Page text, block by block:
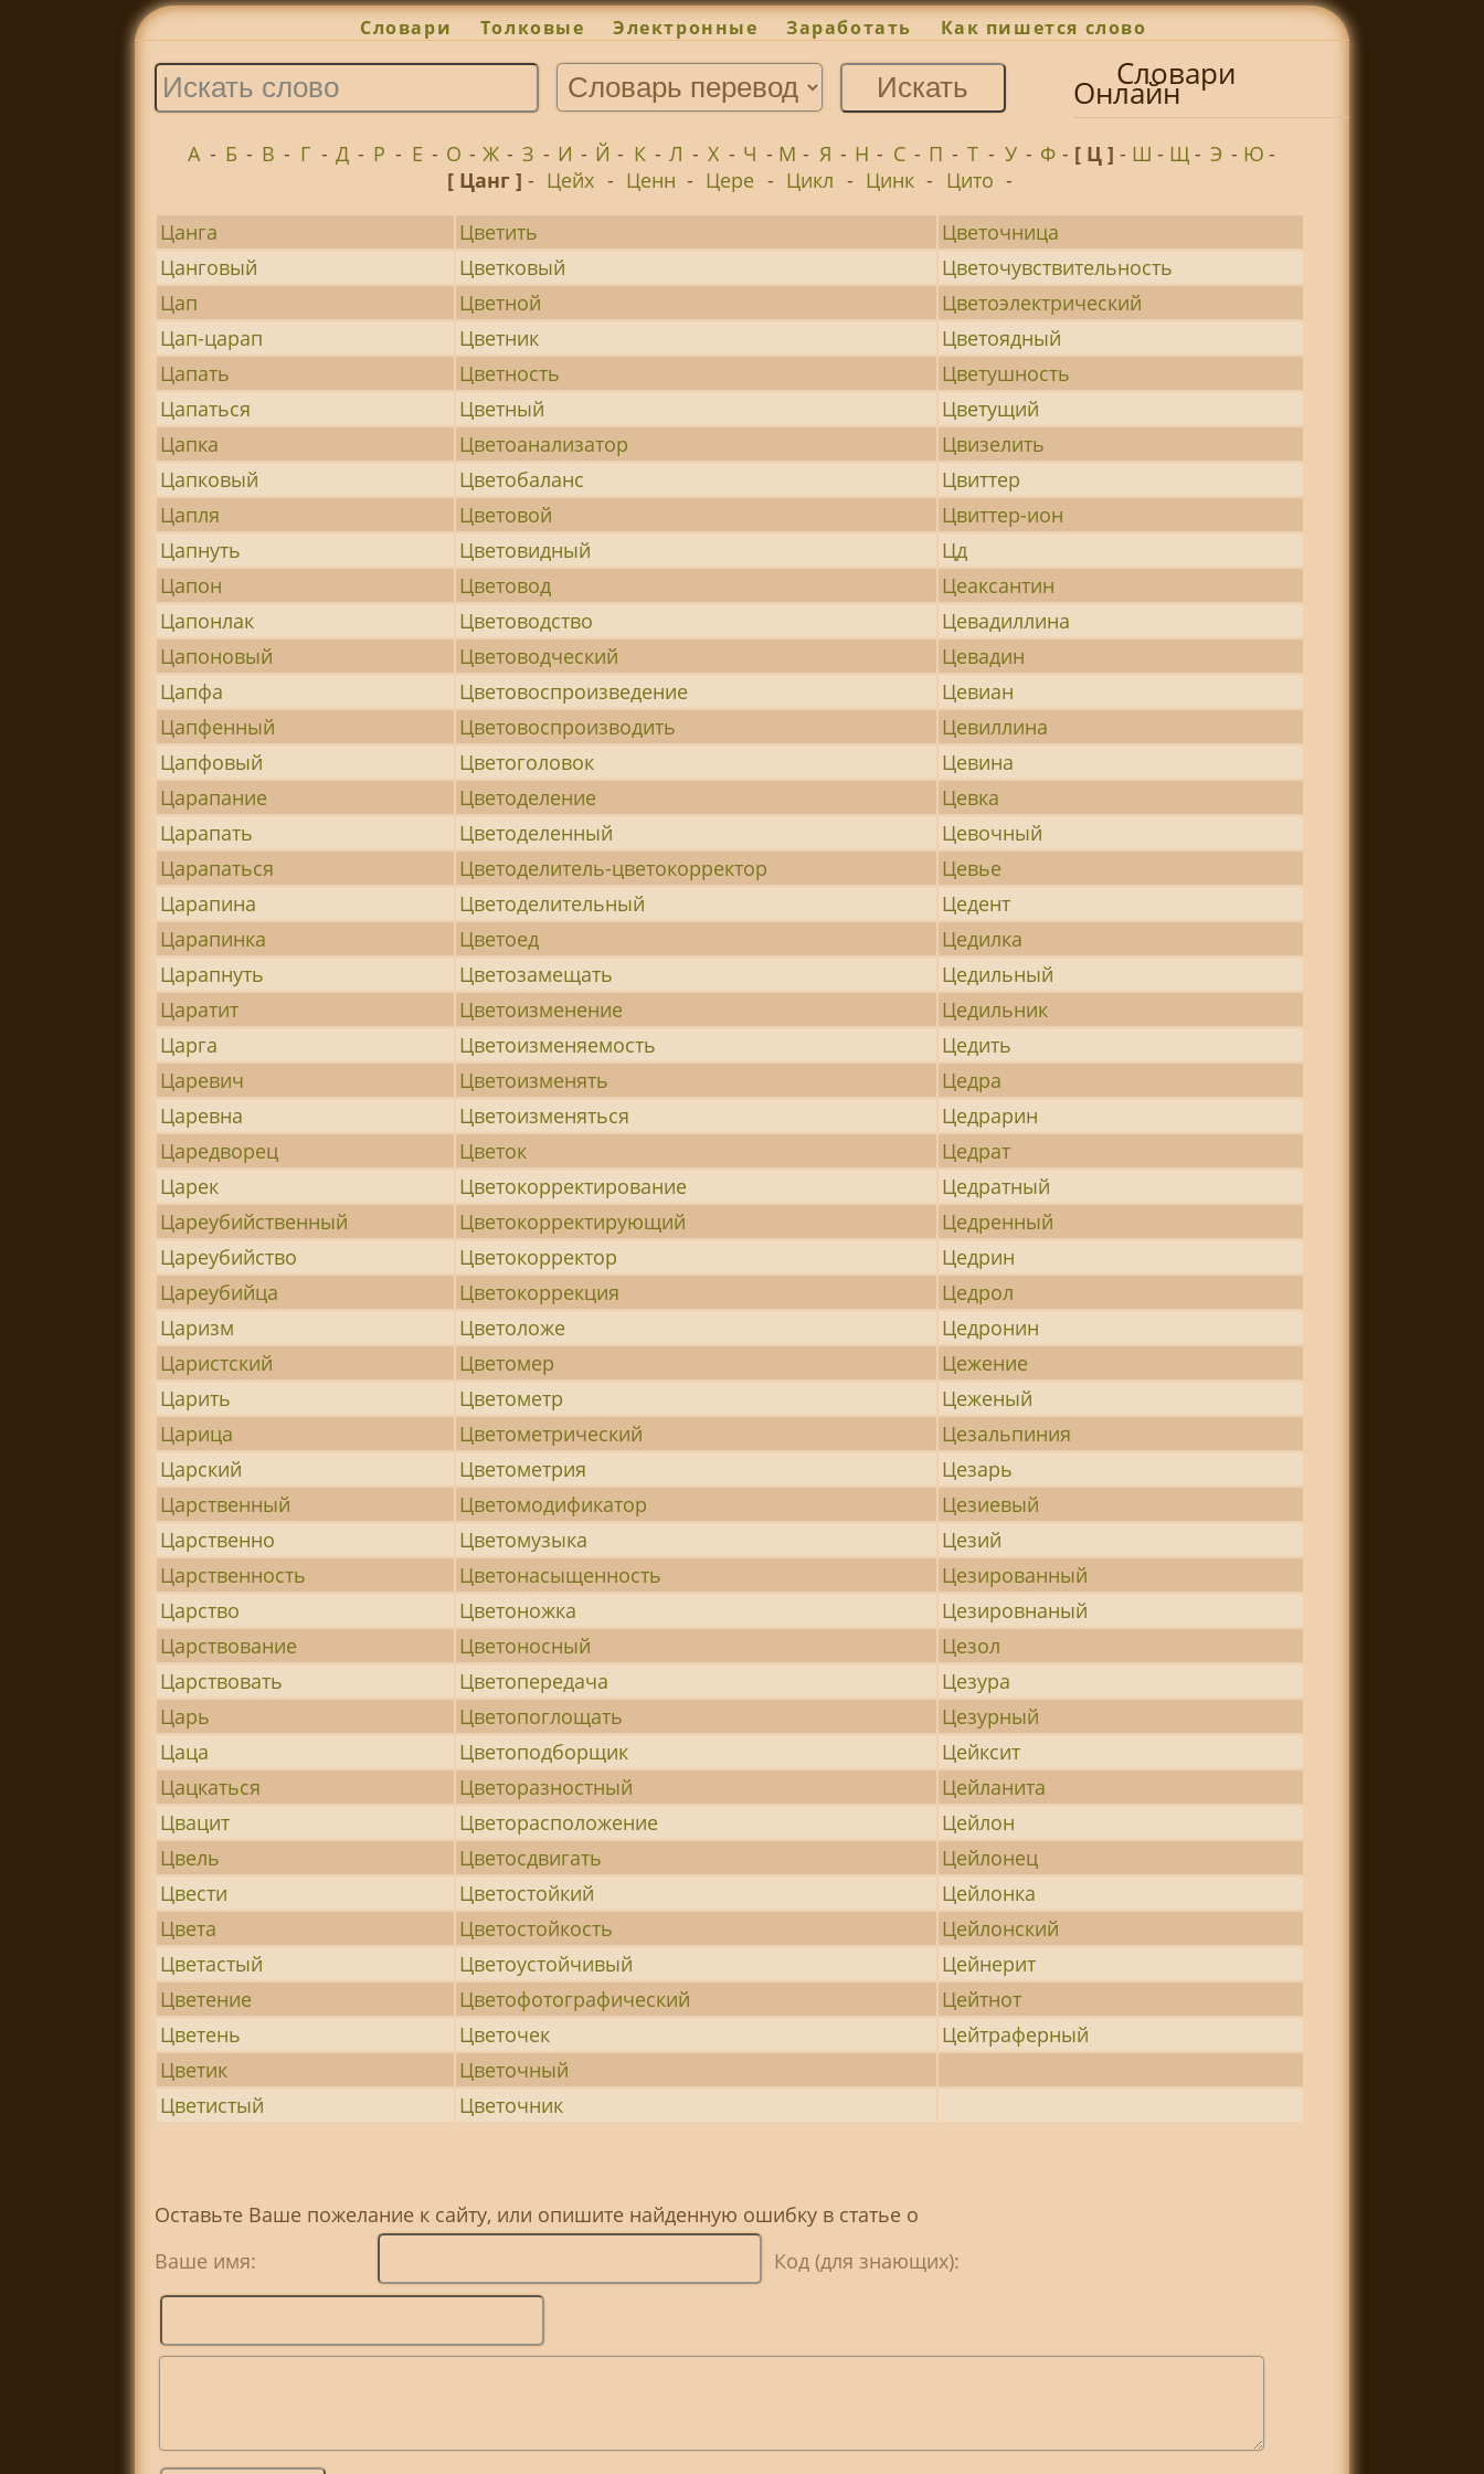
Словари Толковые Электронные Заработать Как пишется слово
Словари
Онлайн
А - Б - В - Г - Д - Р - Е - О - Ж - З - И - Й - К - Л - Х - Ч - М - Я - Н - С - П - Т - У - Ф - [ Ц ]- Ш - Щ- Э - Ю-
[ Цанг ] - Цейх - Ценн - Цере - Цикл - Цинк - Цито -
Цанга
Цветить
Цветочница
Цанговый
Цветковый
Цветочувствительность
Цап
Цветной
Цветоэлектрический
Цап-царап
Цветник
Цветоядный
Цапать
Цветность
Цветушность
Цапаться
Цветный
Цветущий
Цапка
Цветоанализатор
Цвизелить
Цапковый
Цветобаланс
Цвиттер
Цапля
Цветовой
Цвиттер-ион
Цапнуть
Цветовидный
Цд
Цапон
Цветовод
Цеаксантин
Цапонлак
Цветоводство
Цевадиллина
Цапоновый
Цветоводческий
Цевадин
Цапфа
Цветовоспроизведение
Цевиан
Цапфенный
Цветовоспроизводить
Цевиллина
Цапфовый
Цветоголовок
Цевина
Царапание
Цветоделение
Цевка
Царапать
Цветоделенный
Цевочный
Царапаться
Цветоделитель-цветокорректор
Цевье
Царапина
Цветоделительный
Цедент
Царапинка
Цветоед
Цедилка
Царапнуть
Цветозамещать
Цедильный
Царатит
Цветоизменение
Цедильник
Царга
Цветоизменяемость
Цедить
Царевич
Цветоизменять
Цедра
Царевна
Цветоизменяться
Цедрарин
Царедворец
Цветок
Цедрат
Царек
Цветокорректирование
Цедратный
Цареубийственный
Цветокорректирующий
Цедренный
Цареубийство
Цветокорректор
Цедрин
Цареубийца
Цветокоррекция
Цедрол
Царизм
Цветоложе
Цедронин
Царистский
Цветомер
Цежение
Царить
Цветометр
Цеженый
Царица
Цветометрический
Цезальпиния
Царский
Цветометрия
Цезарь
Царственный
Цветомодификатор
Цезиевый
Царственно
Цветомузыка
Цезий
Царственность
Цветонасыщенность
Цезированный
Царство
Цветоножка
Цезировнаный
Царствование
Цветоносный
Цезол
Царствовать
Цветопередача
Цезура
Царь
Цветопоглощать
Цезурный
Цаца
Цветоподборщик
Цейксит
Цацкаться
Цветоразностный
Цейланита
Цвацит
Цветорасположение
Цейлон
Цвель
Цветосдвигать
Цейлонец
Цвести
Цветостойкий
Цейлонка
Цвета
Цветостойкость
Цейлонский
Цветастый
Цветоустойчивый
Цейнерит
Цветение
Цветофотографический
Цейтнот
Цветень
Цветочек
Цейтраферный
Цветик
Цветочный
Цветистый
Цветочник
Оставьте Ваше пожелание к сайту, или опишите найденную ошибку в статье о
Ваше имя:
Код (для знающих):